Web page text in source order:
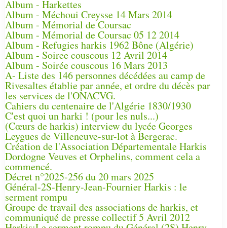
Album - Harkettes
Album - Méchoui Creysse 14 Mars 2014
Album - Mémorial de Coursac
Album - Mémorial de Coursac 05 12 2014
Album - Refugies harkis 1962 Bône (Algérie)
Album - Soiree couscous 12 Avril 2014
Album - Soirée couscous 16 Mars 2013
A- Liste des 146 personnes décédées au camp de
Rivesaltes établie par année, et ordre du décès par
les services de l'ONACVG.
Cahiers du centenaire de l'Algérie 1830/1930
C'est quoi un harki ! (pour les nuls...)
(Cœurs de harkis) interview du lycée Georges
Leygues de Villeneuve-sur-lot à Bergerac.
Création de l'Association Départementale Harkis
Dordogne Veuves et Orphelins, comment cela a
commencé.
Décret n°2025-256 du 20 mars 2025
Général-2S-Henry-Jean-Fournier Harkis : le
serment rompu
Groupe de travail des associations de harkis, et
communiqué de presse collectif 5 Avril 2012